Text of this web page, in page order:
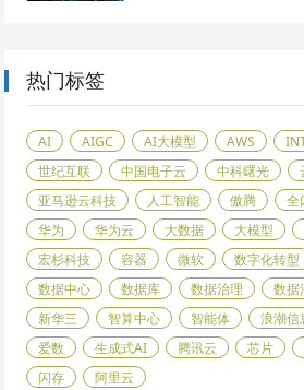
热门标签
AI AIGC AI大模型 AWS
世纪互联
中国电子云 中科曙光
亚马逊云科技
人工智能 傲腾 全
华为
华为云 大数据 大模型
宏杉科技
容器 微软 数字化转型
数据中心
数据库 数据治理 数据
新华三
智算中心 智能体 浪潮信
爱数
生成式AI 腾讯云 芯片
闪存
阿里云